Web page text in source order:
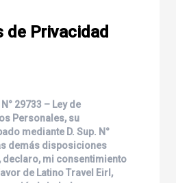
de Privacidad
29733 – Ley de
Personales, su
mediante D. Sup. N°
demás disposiciones
declaro, mi consentimiento
de Latino Travel Eirl ,